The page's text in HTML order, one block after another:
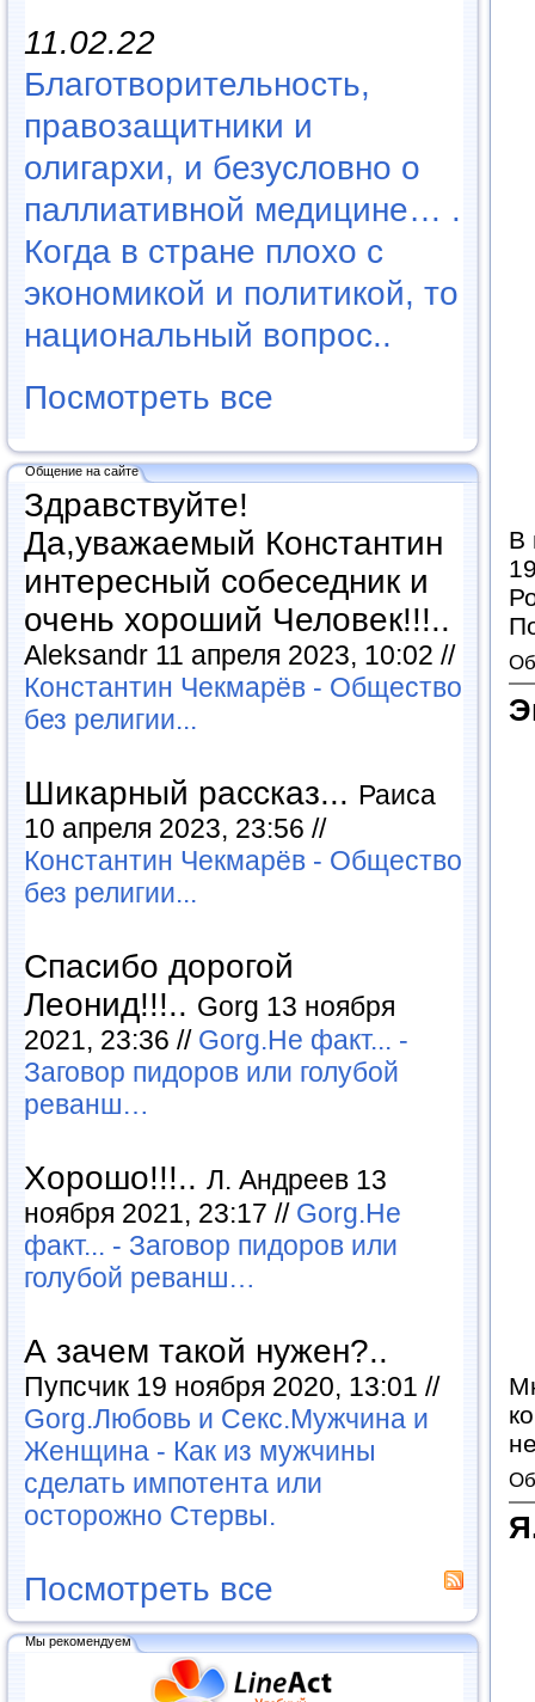
11.02.22
Благотворительность,
правозащитники и
олигархи, и безусловно о
паллиативной медицине… .
Когда в стране плохо с
экономикой и политикой, то
национальный вопрос..
Посмотреть все
Общение на сайте
Здравствуйте!
Да,уважаемый Константин
интересный собеседник и
очень хороший Человек!!!..
Aleksandr 11 апреля 2023, 10:02 //
Константин Чекмарёв - Общество
без религии...
Шикарный рассказ... Раиса
10 апреля 2023, 23:56 //
Константин Чекмарёв - Общество
без религии...
Спасибо дорогой
Леонид!!!.. Gorg 13 ноября
2021, 23:36 // Gorg.Не факт... -
Заговор пидоров или голубой
реванш…
Хорошо!!!.. Л. Андреев 13
ноября 2021, 23:17 // Gorg.Не
факт... - Заговор пидоров или
голубой реванш…
А зачем такой нужен?..
Пупсчик 19 ноября 2020, 13:01 //
Gorg.Любовь и Секс.Мужчина и
Женщина - Как из мужчины
сделать импотента или
осторожно Стервы.
Посмотреть все
Мы рекомендуем
В